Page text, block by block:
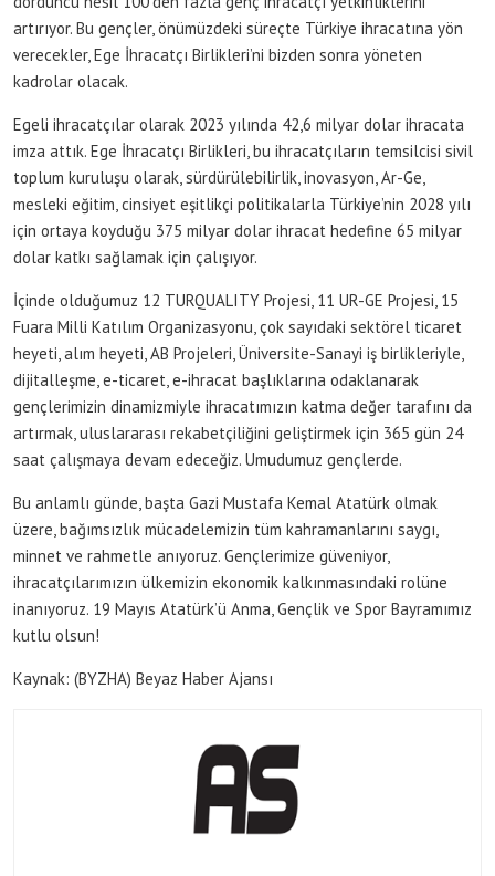
artırıyor. Bu gençler, önümüzdeki süreçte Türkiye ihracatına yön
verecekler, Ege İhracatçı Birlikleri’ni bizden sonra yöneten
kadrolar olacak.
Egeli ihracatçılar olarak 2023 yılında 42,6 milyar dolar ihracata
imza attık. Ege İhracatçı Birlikleri, bu ihracatçıların temsilcisi sivil
toplum kuruluşu olarak, sürdürülebilirlik, inovasyon, Ar-Ge,
mesleki eğitim, cinsiyet eşitlikçi politikalarla Türkiye’nin 2028 yılı
için ortaya koyduğu 375 milyar dolar ihracat hedefine 65 milyar
dolar katkı sağlamak için çalışıyor.
İçinde olduğumuz 12 TURQUALITY Projesi, 11 UR-GE Projesi, 15
Fuara Milli Katılım Organizasyonu, çok sayıdaki sektörel ticaret
heyeti, alım heyeti, AB Projeleri, Üniversite-Sanayi iş birlikleriyle,
dijitalleşme, e-ticaret, e-ihracat başlıklarına odaklanarak
gençlerimizin dinamizmiyle ihracatımızın katma değer tarafını da
artırmak, uluslararası rekabetçiliğini geliştirmek için 365 gün 24
saat çalışmaya devam edeceğiz. Umudumuz gençlerde.
Bu anlamlı günde, başta Gazi Mustafa Kemal Atatürk olmak
üzere, bağımsızlık mücadelemizin tüm kahramanlarını saygı,
minnet ve rahmetle anıyoruz. Gençlerimize güveniyor,
ihracatçılarımızın ülkemizin ekonomik kalkınmasındaki rolüne
inanıyoruz. 19 Mayıs Atatürk’ü Anma, Gençlik ve Spor Bayramımız
kutlu olsun!
Kaynak: (BYZHA) Beyaz Haber Ajansı